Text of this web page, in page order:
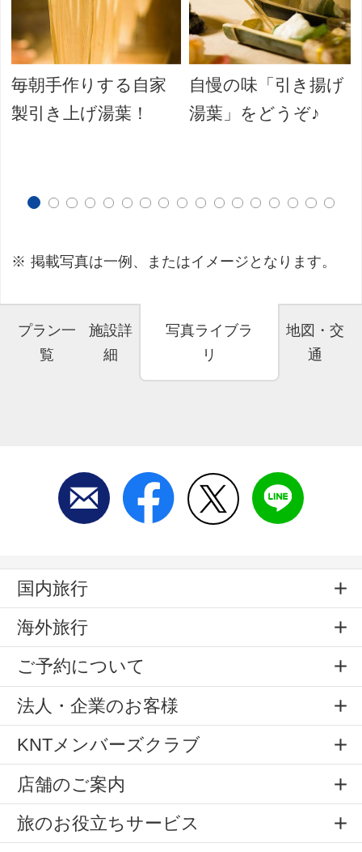
毎朝手作りする自家
製引き上げ湯葉！
自慢の味「引き揚げ
湯葉」をどうぞ♪
掲載写真は一例、またはイメージとなります。
プラン一
覧
施設詳
細
写真ライブラ
リ
地図・交
通
国内旅行
海外旅行
ご予約について
法人・企業のお客様
KNTメンバーズクラブ
店舗のご案内
旅のお役立ちサービス